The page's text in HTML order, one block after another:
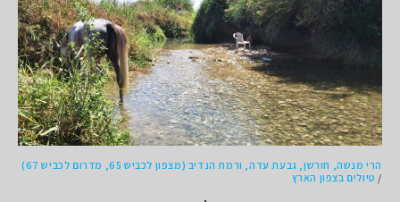
הרי מנשה, חורשן, גבעת עדה, ורמת הנדיב (מצפון לכביש 65, מדרום לכביש 67)
/ טיולים בצפון הארץ